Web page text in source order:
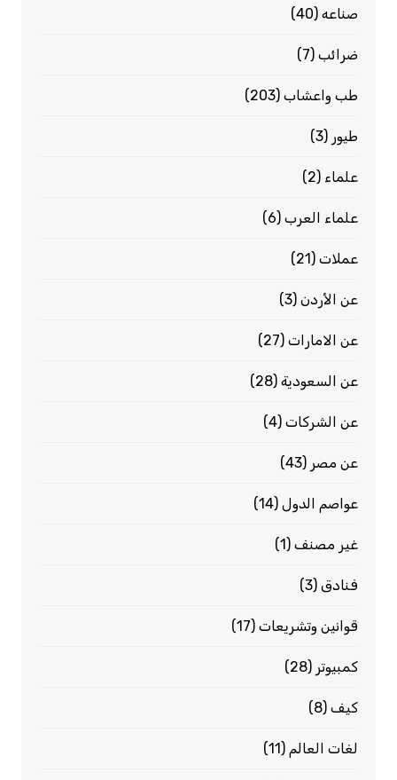
صناعه(40)
ضرائب(7)
طب واعشاب(203)
طيور (3)
علماء (2)
علماء العرب(6)
عملات(21)
عن الأردن(3)
عن الامارات(27)
عن السعودية(28)
عن الشركات(4)
عن مصر (43)
عواصم الدول(14)
غير مصنف(1)
فنادق(3)
قوانين وتشريعات(17)
كمبيوتر (28)
كيف(8)
لغات العالم (11)